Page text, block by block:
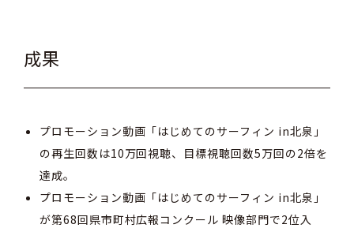
成果
プロモーション動画「はじめてのサーフィン in北泉」
の再生回数は10万回視聴、目標視聴回数5万回の2倍を
達成。
プロモーション動画「はじめてのサーフィン in北泉」
が第68回県市町村広報コンクール 映像部門で2位入